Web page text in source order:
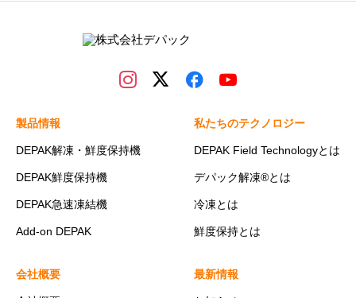
製品情報
DEPAK解凍・鮮度保持機
DEPAK鮮度保持機
DEPAK急速凍結機
Add-on DEPAK
私たちのテクノロジー
DEPAK Field Technologyとは
デパック解凍®とは
冷凍とは
鮮度保持とは
会社概要 最新情報